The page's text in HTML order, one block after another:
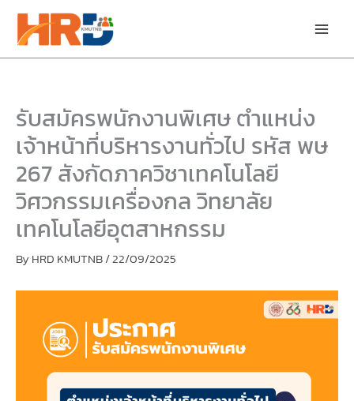
content
รับสมัครพนักงานพิเศษ ตำแหน่ง
เจ้าหน้าที่บริหารงานทั่วไป รหัส พษ
267 สังกัดภาควิชาเทคโนโลยี
วิศวกรรมเครื่องกล วิทยาลัย
เทคโนโลยีอุตสาหกรรม
By HRD KMUTNB/22/09/2025
PDF